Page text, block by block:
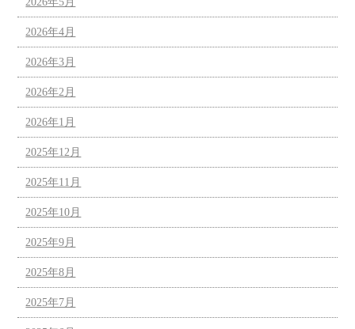
2026年4月
2026年3月
2026年2月
2026年1月
2025年12月
2025年11月
2025年10月
2025年9月
2025年8月
2025年7月